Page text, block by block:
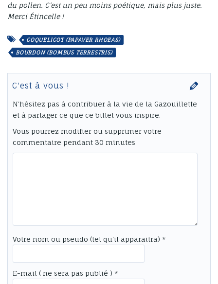
du pollen. C’est un peu moins poétique, mais plus juste.
Merci Étincelle !
COQUELICOT (PAPAVER RHOEAS)
BOURDON (BOMBUS TERRESTRIS)
C'est à vous !
N'hésitez pas à contribuer à la vie de la Gazouillette
et à partager ce que ce billet vous inspire.
Vous pourrez modifier ou supprimer votre
commentaire pendant 30 minutes
Votre nom ou pseudo (tel qu'il apparaitra) *
E-mail ( ne sera pas publié ) *